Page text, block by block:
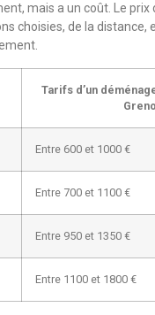
mais a un coût. Le prix
choisies, de la distance,
Tarifs d’un
Entre 600 et 1000 €
Entre 700 et 1100 €
Entre 950 et 1350 €
Entre 1100 et 1800 €